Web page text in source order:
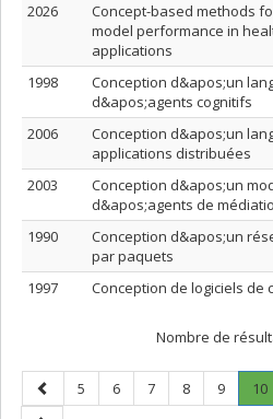
2026
Concept-based methods
model performance in
applications
1998
Conception d&apos;un
d&apos;agents cognitifs
2006
Conception d&apos;un
applications distribuées
2003
Conception d&apos;un
d&apos;agents de
1990
Conception d&apos;un
par paquets
1997
Conception de logiciels de
Nombre de
Page
précédente
Page
5 Page
6 Page
7 Page
8 Page
9 10.